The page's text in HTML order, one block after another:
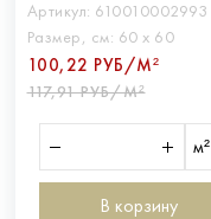
Артикул: 610010002993
Размер, см: 60 х 60
100,22 РУБ/М²
117,91 РУБ/М²
м²
В корзину